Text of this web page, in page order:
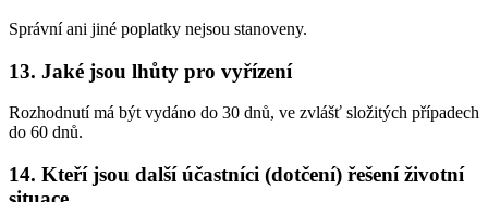
Správní ani jiné poplatky nejsou stanoveny.
13. Jaké jsou lhůty pro vyřízení
Rozhodnutí má být vydáno do 30 dnů, ve zvlášť složitých případech
do 60 dnů.
14. Kteří jsou další účastníci (dotčení) řešení životní